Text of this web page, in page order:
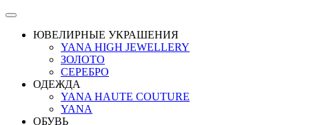
ЮВЕЛИРНЫЕ УКРАШЕНИЯ
YANA HIGH JEWELLERY
ЗОЛОТО
СЕРЕБРО
ОДЕЖДА
YANA HAUTE COUTURE
YANA
ОБУВЬ